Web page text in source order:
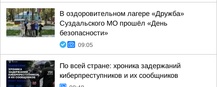
В оздоровительном лагере «Дружба»
Суздальского МО прошёл «День
безопасности»
09:05
По всей стране: хроника задержаний
киберпреступников и их сообщников